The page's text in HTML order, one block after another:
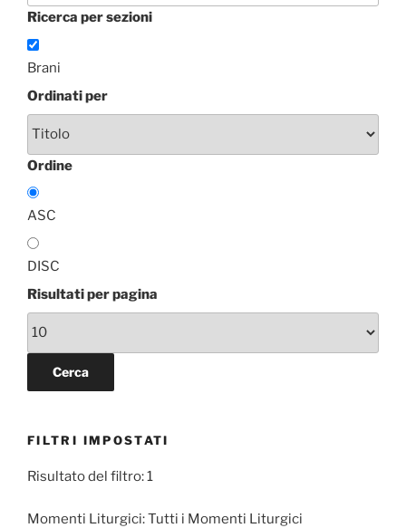
Ricerca per sezioni
Brani
Ordinati per
Ordine
ASC
DISC
Risultati per pagina
FILTRI IMPOSTATI
Risultato del filtro: 1
Momenti Liturgici:Tutti i Momenti Liturgici